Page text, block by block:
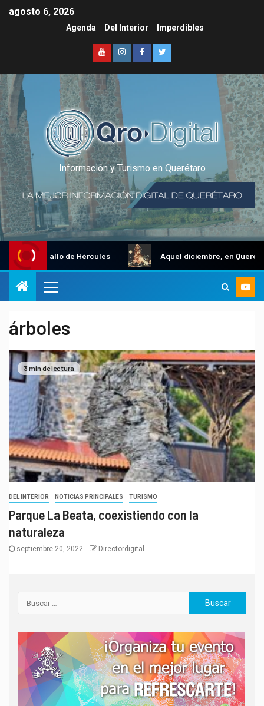
agosto 6, 2026
Agenda Del Interior Imperdibles
Información y Turismo en Querétaro
Gallo de Hércules Aquel diciembre, en Querétaro
árboles
3 min de lectura
DEL INTERIOR NOTICIAS PRINCIPALES TURISMO
Parque La Beata, coexistiendo con la
naturaleza
septiembre 20, 2022 Directordigital